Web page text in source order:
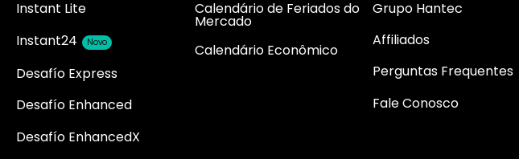
Instant Lite
Instant24
Novo
Desafío Express
Desafío Enhanced
Desafío EnhancedX
Calendário de Feriados do
Mercado
Calendário Econômico
Grupo Hantec
Affiliados
Perguntas Frequentes
Fale Conosco